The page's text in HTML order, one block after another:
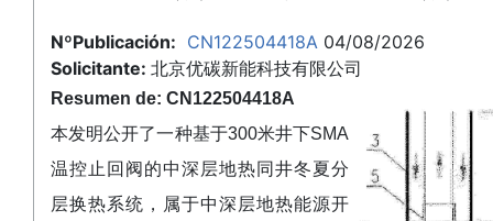
NºPublicación: CN122504418A 04/08/2026
Solicitante: 北京优碳新能科技有限公司
Resumen de: CN122504418A
本发明公开了一种基于300米井下SMA
温控止回阀的中深层地热同井冬夏分
层换热系统，属于中深层地热能源开